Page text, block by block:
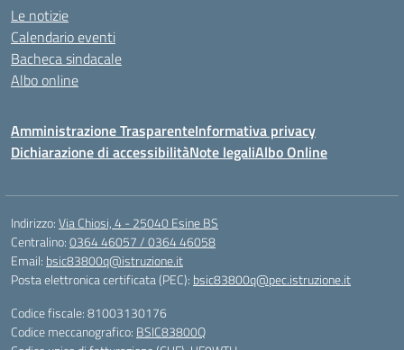
Le notizie
Calendario eventi
Bacheca sindacale
Albo online
Amministrazione TrasparenteInformativa privacy
Dichiarazione di accessibilitàNote legaliAlbo Online
Indirizzo:Via Chiosi, 4 - 25040 Esine BS
Centralino:0364 46057 / 0364 46058
Email: bsic83800q@istruzione.it
Posta elettronica certificata (PEC): bsic83800q@pec.istruzione.it
Codice fiscale: 81003130176
Codice meccanografico: BSIC83800Q